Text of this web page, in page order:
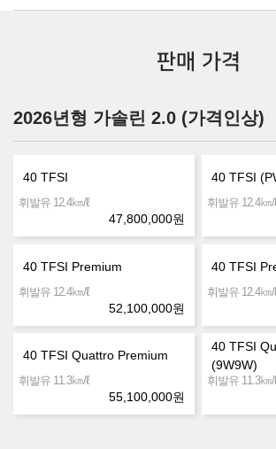
판매 가격
2026년형 가솔린 2.0 (가격인상)
40 TFSI
휘발유 12.4㎞/ℓ
47,800,000원
40 TFSI
휘발유 12.4㎞/
40 TFSI Premium
휘발유 12.4㎞/ℓ
52,100,000원
40 TFSI
휘발유 12.4㎞/
40 TFSI Quattro Premium
휘발유 11.3㎞/ℓ
55,100,000원
40 TFSI
(9W9W)
휘발유 11.3㎞/